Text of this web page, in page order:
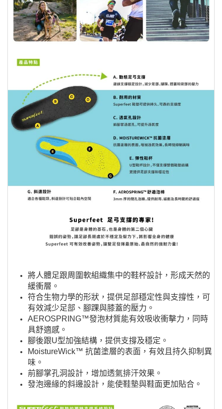
將人體足跟周圍軟組織集中的鞋杯設計，形成天然的
緩衝層。
符合生物力學的形狀，提供足部穩定性與支撐性，可
有效減少足部、腳踝與膝蓋的壓力。
AEROSPRING™發泡材質能有效吸收衝擊力，同時
具舒適感。
腳後跟U型加強結構，提供支撐及穩定。
MoistureWick™ 抗菌塗層的表面，有效且持久抑制異
味。
前腳掌孔洞設計，增加透氣排汗效果。
發泡邊緣的斜邊設計，能使鞋墊與鞋面更加貼合。